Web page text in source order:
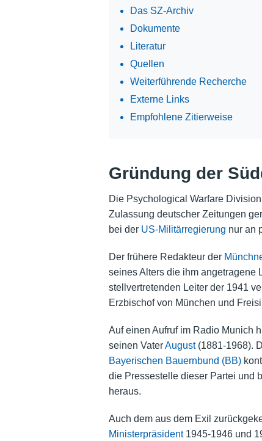
Das SZ-Archiv
Dokumente
Literatur
Quellen
Weiterführende Recherche
Externe Links
Empfohlene Zitierweise
Gründung der
Die Psychological Warfare
Zulassung deutscher Zeitungen
bei der US-Militärregierung nur an
Der frühere Redakteur der
seines Alters die ihm angetragene
stellvertretenden Leiter der 1941
Erzbischof von München und
Auf einen Aufruf im Radio Munich
seinen VaterAugust(1881-1968).
Bayerischen Bauernbund (BB)
die Pressestelle dieser Partei und
heraus.
Auch dem aus dem Exil
Ministerpräsident1945-1946 und